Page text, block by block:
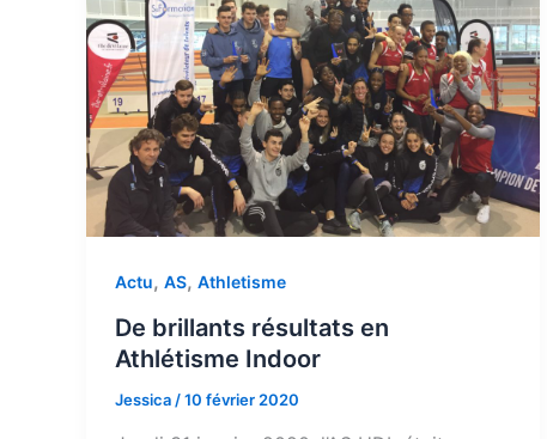
Actu, AS, Athletisme
De brillants résultats en
Athlétisme Indoor
Jessica /10 février 2020